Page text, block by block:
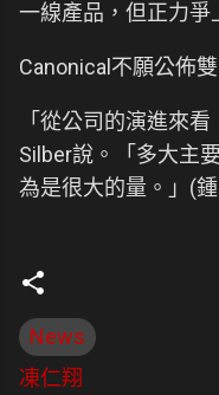
一線產品，但正力爭
Canonical不願公佈
「從公司的演進來
Silber說。「多大主
為是很大的量。」(
News
凍仁翔